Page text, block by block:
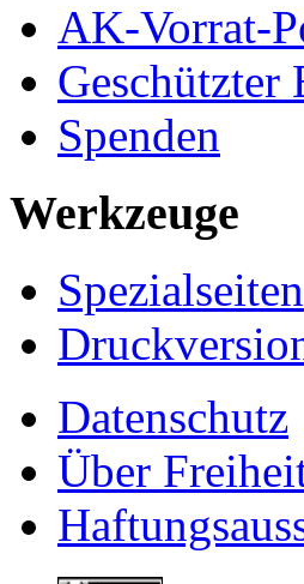
AK-Vorrat-
Geschützter
Spenden
Werkzeuge
Spezialseiten
Datenschutz
Über